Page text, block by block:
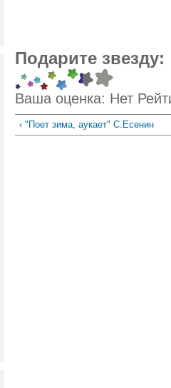
Подарите звезду:
Ваша оценка: Нет
‹ "Поет зима, аукает" С.Есенин